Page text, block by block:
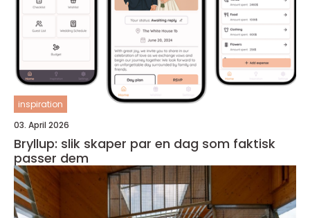
inspiration
03. April 2026
Bryllup: slik skaper par en dag som faktisk
passer dem